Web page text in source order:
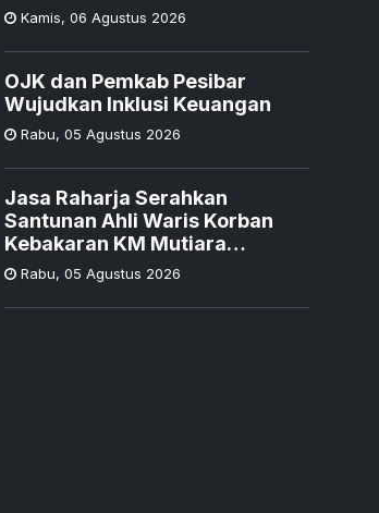
Kamis, 06 Agustus 2026
OJK dan Pemkab Pesibar
Wujudkan Inklusi Keuangan
Rabu, 05 Agustus 2026
Jasa Raharja Serahkan
Santunan Ahli Waris Korban
Kebakaran KM Mutiara
Sentosa II
Rabu, 05 Agustus 2026